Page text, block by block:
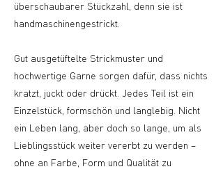
überschaubarer Stückzahl, denn sie ist
handmaschinengestrickt.
Gut ausgetüftelte Strickmuster und
hochwertige Garne sorgen dafür, dass nichts
kratzt, juckt oder drückt. Jedes Teil ist ein
Einzelstück, formschön und langlebig. Nicht
ein Leben lang, aber doch so lange, um als
Lieblingsstück weiter vererbt zu werden –
ohne an Farbe, Form und Qualität zu